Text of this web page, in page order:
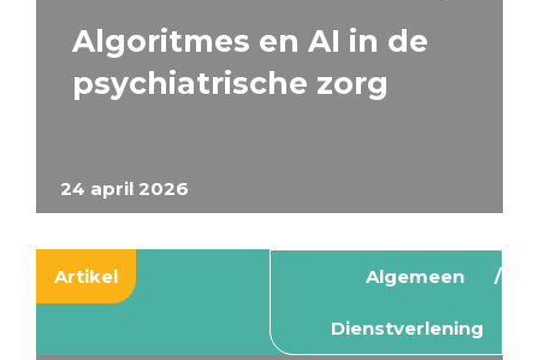
24 april 2026
Algoritmes en AI in de
psychiatrische zorg
Artikel Algemeen
Dienstverlening